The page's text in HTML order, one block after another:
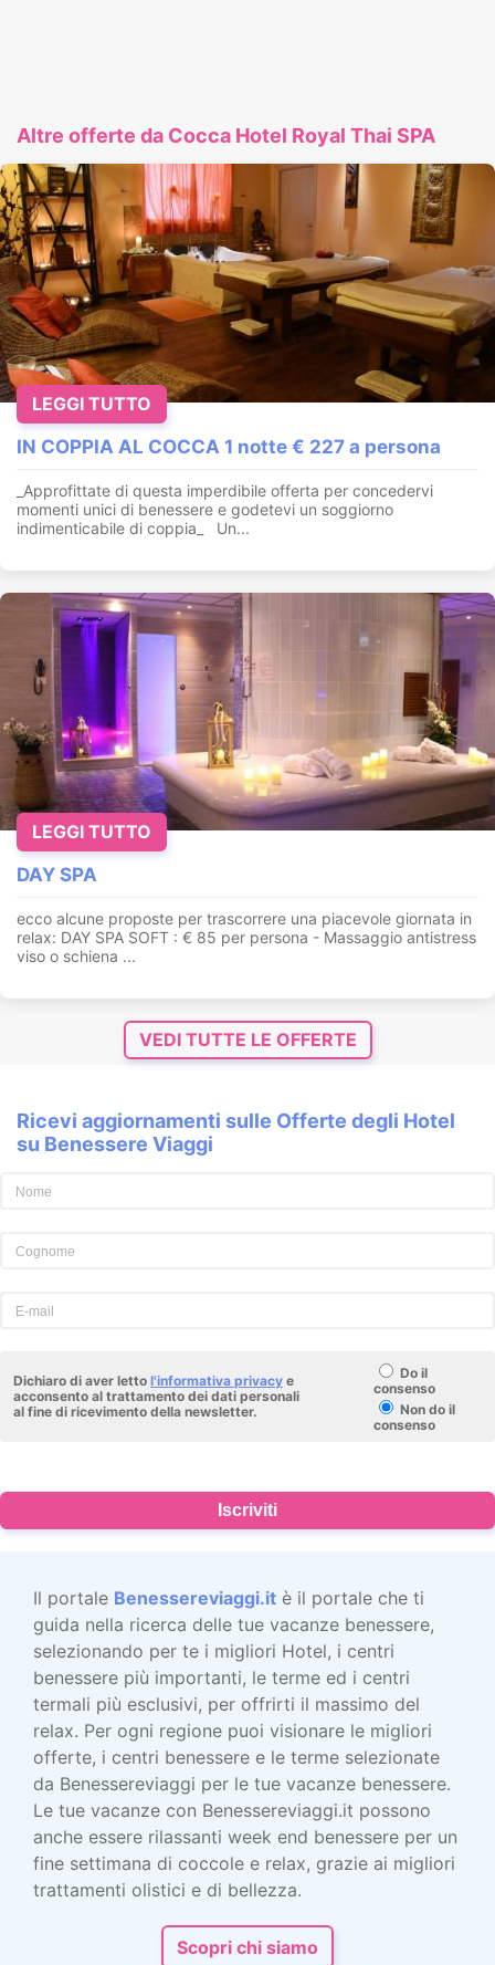
Altre offerte da Cocca Hotel Royal Thai SPA
IN COPPIA AL COCCA 1 notte € 227 a persona
_Approfittate di questa imperdibile offerta per concedervi
momenti unici di benessere e godetevi un soggiorno
indimenticabile di coppia_ Un...
LEGGI TUTTO
DAY SPA
ecco alcune proposte per trascorrere una piacevole giornata in
relax: DAY SPA SOFT : € 85 per persona - Massaggio antistress
viso o schiena ...
LEGGI TUTTO
VEDI TUTTE LE OFFERTE
Ricevi aggiornamenti sulle Offerte degli Hotel
su Benessere Viaggi
Dichiaro di aver letto l'informativa privacy e
acconsento al trattamento dei dati personali
al fine di ricevimento della newsletter.
Do il
consenso
Non do il
consenso
Iscriviti
Il portale Benessereviaggi.it è il portale che ti
guida nella ricerca delle tue vacanze benessere,
selezionando per te i migliori Hotel, i centri
benessere più importanti, le terme ed i centri
termali più esclusivi, per offrirti il massimo del
relax. Per ogni regione puoi visionare le migliori
offerte, i centri benessere e le terme selezionate
da Benessereviaggi per le tue vacanze benessere.
Le tue vacanze con Benessereviaggi.it possono
anche essere rilassanti week end benessere per un
fine settimana di coccole e relax, grazie ai migliori
trattamenti olistici e di bellezza.
Scopri chi siamo